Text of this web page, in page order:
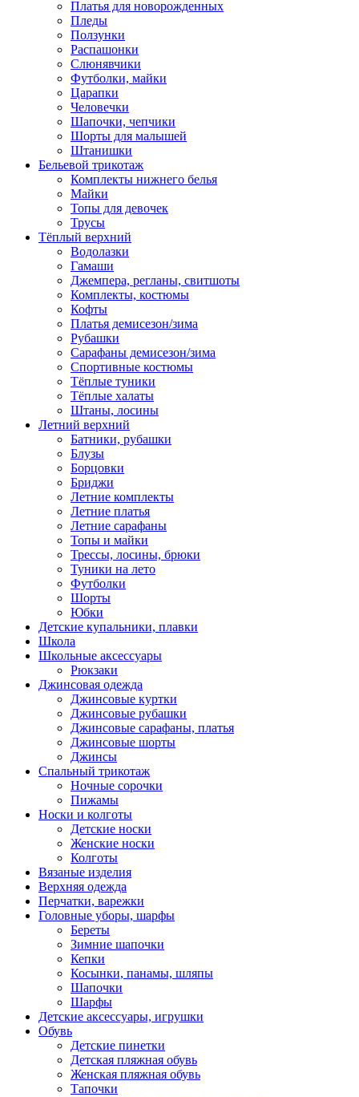
Платья для новорожденных
Пледы
Ползунки
Распашонки
Слюнявчики
Футболки, майки
Царапки
Человечки
Шапочки, чепчики
Шорты для малышей
Штанишки
Бельевой трикотаж
Комплекты нижнего белья
Майки
Топы для девочек
Трусы
Тёплый верхний
Водолазки
Гамаши
Джемпера, регланы, свитшоты
Комплекты, костюмы
Кофты
Платья демисезон/зима
Рубашки
Сарафаны демисезон/зима
Спортивные костюмы
Тёплые туники
Тёплые халаты
Штаны, лосины
Летний верхний
Батники, рубашки
Блузы
Борцовки
Бриджи
Летние комплекты
Летние платья
Летние сарафаны
Топы и майки
Трессы, лосины, брюки
Туники на лето
Футболки
Шорты
Юбки
Детские купальники, плавки
Школа
Школьные аксессуары
Рюкзаки
Джинсовая одежда
Джинсовые куртки
Джинсовые рубашки
Джинсовые сарафаны, платья
Джинсовые шорты
Джинсы
Спальный трикотаж
Ночные сорочки
Пижамы
Носки и колготы
Детские носки
Женские носки
Колготы
Вязаные изделия
Верхняя одежда
Перчатки, варежки
Головные уборы, шарфы
Береты
Зимние шапочки
Кепки
Косынки, панамы, шляпы
Шапочки
Шарфы
Детские аксессуары, игрушки
Обувь
Детские пинетки
Детская пляжная обувь
Женская пляжная обувь
Тапочки